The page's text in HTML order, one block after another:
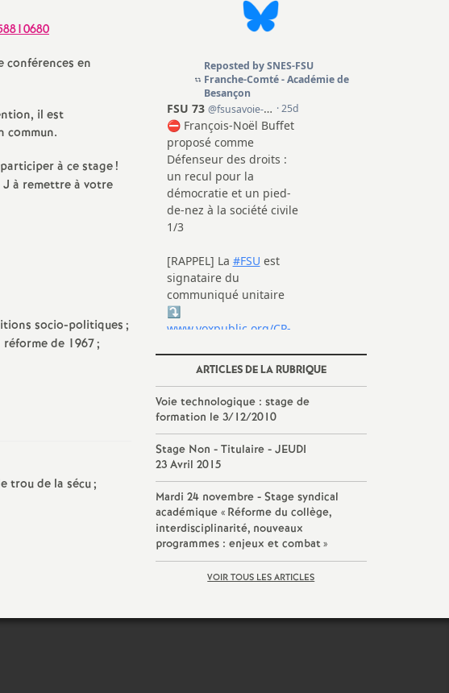
conférences en
il est
commun.
à ce stage!
J à remettre à votre
socio-politiques;
réforme de 1967;
trou de la sécu;
ARTICLES DE LA RUBRIQUE
Voie technologique : stage de
formation le 3/12/2010
Stage Non - Titulaire - JEUDI
23 Avril 2015
Mardi 24 novembre - Stage syndical
académique « Réforme du collège,
interdisciplinarité, nouveaux
programmes : enjeux et combat»
VOIR TOUS LES ARTICLES